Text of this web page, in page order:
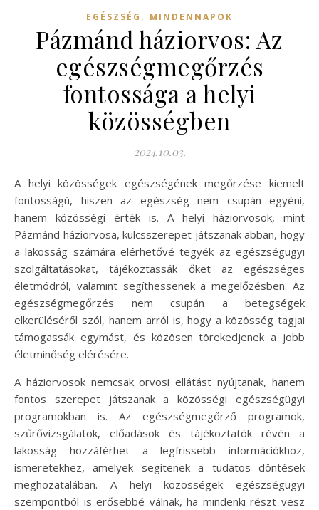
EGÉSZSÉG , MINDENNAPOK
Pázmánd háziorvos: Az
egészségmegőrzés
fontossága a helyi
közösségben
2024.10.03.
A helyi közösségek egészségének megőrzése kiemelt
fontosságú, hiszen az egészség nem csupán egyéni,
hanem közösségi érték is. A helyi háziorvosok, mint
Pázmánd háziorvosa, kulcsszerepet játszanak abban, hogy
a lakosság számára elérhetővé tegyék az egészségügyi
szolgáltatásokat, tájékoztassák őket az egészséges
életmódról, valamint segíthessenek a megelőzésben. Az
egészségmegőrzés nem csupán a betegségek
elkerüléséről szól, hanem arról is, hogy a közösség tagjai
támogassák egymást, és közösen törekedjenek a jobb
életminőség elérésére.
A háziorvosok nemcsak orvosi ellátást nyújtanak, hanem
fontos szerepet játszanak a közösségi egészségügyi
programokban is. Az egészségmegőrző programok,
szűrővizsgálatok, előadások és tájékoztatók révén a
lakosság hozzáférhet a legfrissebb információkhoz,
ismeretekhez, amelyek segítenek a tudatos döntések
meghozatalában. A helyi közösségek egészségügyi
szempontból is erősebbé válnak, ha mindenki részt vesz